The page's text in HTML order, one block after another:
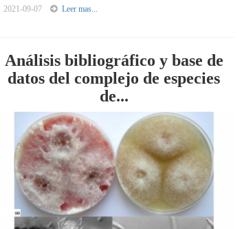
2021-09-07 Leer mas...
Análisis bibliográfico y base de
datos del complejo de especies
de...